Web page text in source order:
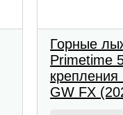
Горные
Primetime
GW FX